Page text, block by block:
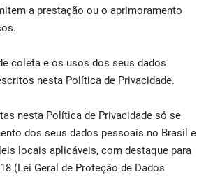
a prestação ou o aprimoramento
coleta e os usos dos seus dados
nesta Política de Privacidade.
nesta Política de Privacidade só se
dos seus dados pessoais no Brasil e
locais aplicáveis, com destaque para
(Lei Geral de Proteção de Dados